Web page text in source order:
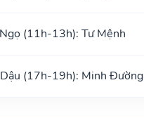
(11h-13h): Tư Mệnh
(17h-19h): Minh Đường